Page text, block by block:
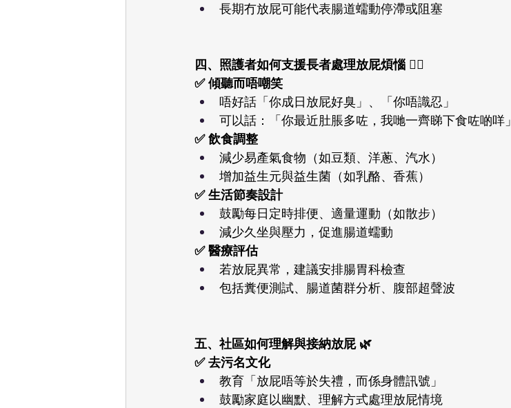
長期冇放屁可能代表腸道蠕動停滯或阻塞
四、照護者如何支援長者處理放屁煩惱 🧑‍⚕️
✅ 傾聽而唔嘲笑
唔好話「你成日放屁好臭」、「你唔識忍」
可以話：「你最近肚脹多咗，我哋一齊睇下食咗啲咩」
✅ 飲食調整
減少易產氣食物（如豆類、洋蔥、汽水）
增加益生元與益生菌（如乳酪、香蕉）
✅ 生活節奏設計
鼓勵每日定時排便、適量運動（如散步）
減少久坐與壓力，促進腸道蠕動
✅ 醫療評估
若放屁異常，建議安排腸胃科檢查
包括糞便測試、腸道菌群分析、腹部超聲波
五、社區如何理解與接納放屁 🌿
✅ 去污名文化
教育「放屁唔等於失禮，而係身體訊號」
鼓勵家庭以幽默、理解方式處理放屁情境